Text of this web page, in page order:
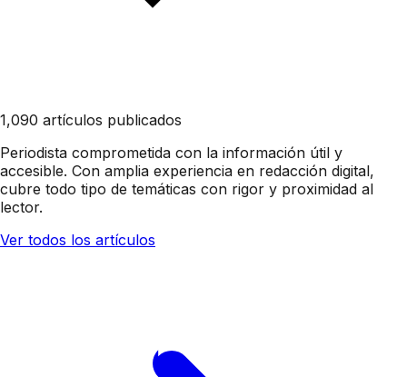
1,090 artículos publicados
Periodista comprometida con la información útil y
accesible. Con amplia experiencia en redacción digital,
cubre todo tipo de temáticas con rigor y proximidad al
lector.
Ver todos los artículos